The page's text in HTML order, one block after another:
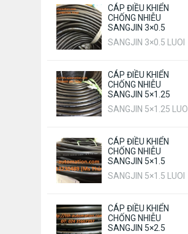
CÁP ĐIỀU KHIỂN
CHỐNG NHIỄU
SANGJIN 3×0.5
SANGJIN 3×0.5 LUOI
CÁP ĐIỀU KHIỂN
CHỐNG NHIỄU
SANGJIN 5×1.25
SANGJIN 5×1.25 LUOI
CÁP ĐIỀU KHIỂN
CHỐNG NHIỄU
SANGJIN 5×1.5
SANGJIN 5×1.5 LUOI
CÁP ĐIỀU KHIỂN
CHỐNG NHIỄU
SANGJIN 5×2.5